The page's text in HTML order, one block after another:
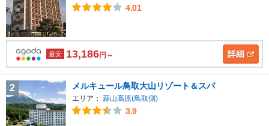
4.01
最安 13,186円～ 詳細
2 メルキュール鳥取大山リゾート＆スパ
エリア： 蒜山高原(鳥取側)
3.9